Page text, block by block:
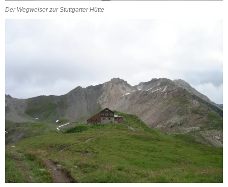
Der Wegweiser zur Stuttgarter Hütte